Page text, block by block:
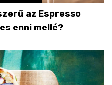
az Espresso
enni mellé?